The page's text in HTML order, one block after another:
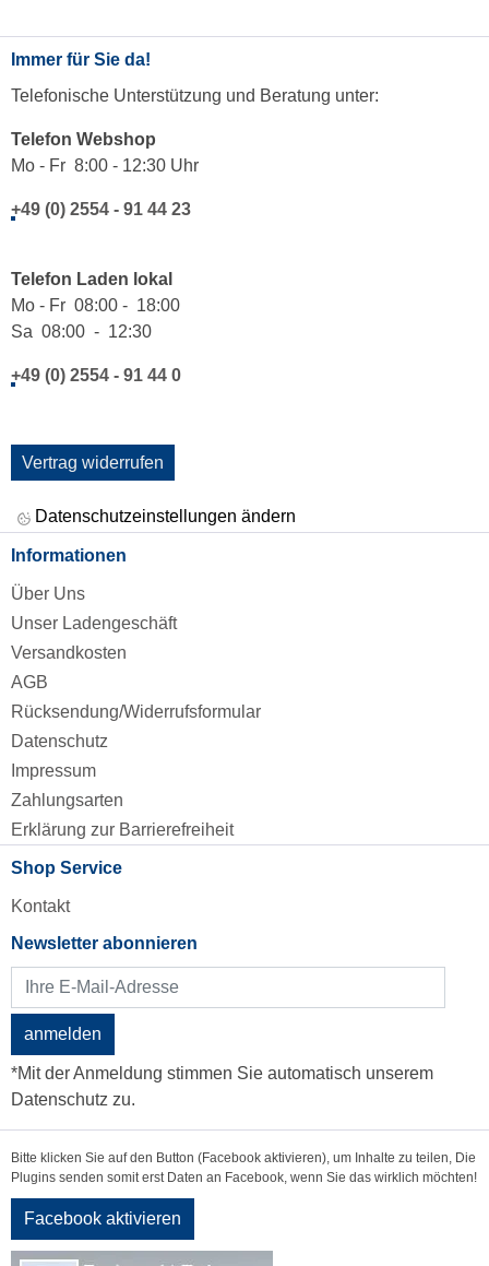
Immer für Sie da!
Telefonische Unterstützung und Beratung unter:
Telefon Webshop
Mo - Fr 8:00 - 12:30 Uhr
+49 (0) 2554 - 91 44 23
Telefon Laden lokal
Mo - Fr 08:00 - 18:00
Sa 08:00 - 12:30
+49 (0) 2554 - 91 44 0
Vertrag widerrufen
Datenschutzeinstellungen ändern
Informationen
Über Uns
Unser Ladengeschäft
Versandkosten
AGB
Rücksendung/Widerrufsformular
Datenschutz
Impressum
Zahlungsarten
Erklärung zur Barrierefreiheit
Shop Service
Kontakt
Newsletter abonnieren
anmelden
*Mit der Anmeldung stimmen Sie automatisch unserem
Datenschutz zu.
Bitte klicken Sie auf den Button (Facebook aktivieren), um Inhalte zu teilen, Die
Plugins senden somit erst Daten an Facebook, wenn Sie das wirklich möchten!
Facebook aktivieren